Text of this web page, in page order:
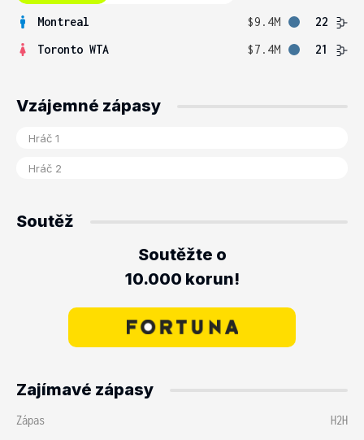
Montreal $9.4M
22
Toronto WTA
$7.4M 21
Vzájemné zápasy
Soutěž
Soutěžte o
10.000 korun!
Zajímavé zápasy
Zápas
H2H